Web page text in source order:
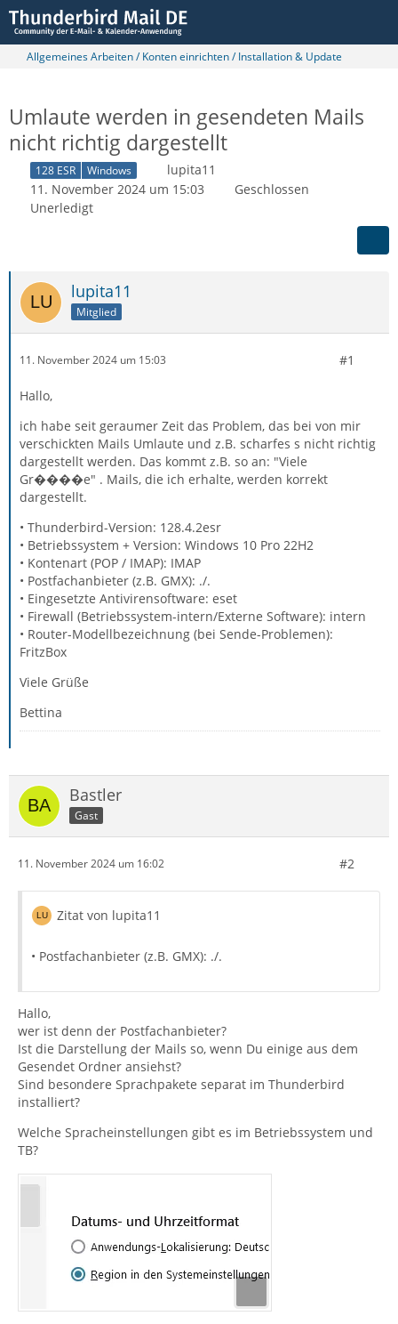
Allgemeines Arbeiten / Konten einrichten / Installation & Update
Umlaute werden in gesendeten Mails
nicht richtig dargestellt
128 ESR Windows
lupita11
11. November 2024 um 15:03
Geschlossen
Unerledigt
lupita11
Mitglied
11. November 2024 um 15:03 #1
Hallo,
ich habe seit geraumer Zeit das Problem, das bei von mir
verschickten Mails Umlaute und z.B. scharfes s nicht richtig
dargestellt werden. Das kommt z.B. so an: "Viele
Gr����e" . Mails, die ich erhalte, werden korrekt
dargestellt.
• Thunderbird-Version: 128.4.2esr
• Betriebssystem + Version: Windows 10 Pro 22H2
• Kontenart (POP / IMAP): IMAP
• Postfachanbieter (z.B. GMX): ./.
• Eingesetzte Antivirensoftware: eset
• Firewall (Betriebssystem-intern/Externe Software): intern
• Router-Modellbezeichnung (bei Sende-Problemen):
FritzBox
Viele Grüße
Bettina
Bastler
Gast
11. November 2024 um 16:02 #2
Zitat von lupita11
• Postfachanbieter (z.B. GMX): ./.
Hallo,
wer ist denn der Postfachanbieter?
Ist die Darstellung der Mails so, wenn Du einige aus dem
Gesendet Ordner ansiehst?
Sind besondere Sprachpakete separat im Thunderbird
installiert?
Welche Spracheinstellungen gibt es im Betriebssystem und
TB?